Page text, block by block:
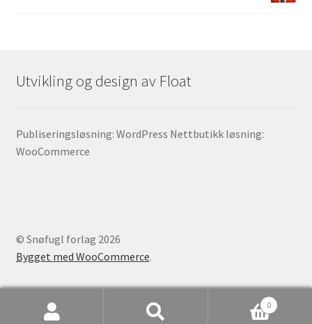
Utvikling og design av Float
Publiseringsløsning: WordPress Nettbutikk løsning:
WooCommerce
© Snøfugl forlag 2026
Bygget med WooCommerce.
0